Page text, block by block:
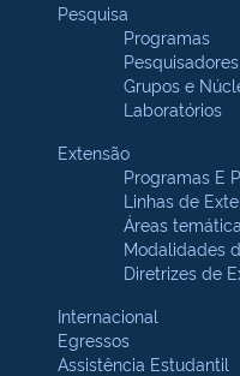
Pesquisa
Programas
Pesquisadores
Grupos e
Laboratórios
Extensão
Programas E
Linhas de
Áreas
Modalidades
Diretrizes de
Internacional
Egressos
Assistência Estudantil